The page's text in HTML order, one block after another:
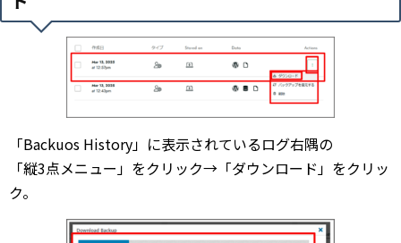
「Backuos History」に表示されているログ右隅の
「縦3点メニュー」をクリック→「ダウンロード」をクリッ
ク。